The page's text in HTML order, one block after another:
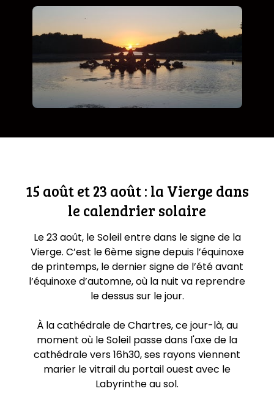
15 août et 23 août : la Vierge dans
le calendrier solaire
Le 23 août, le Soleil entre dans le signe de la
Vierge. C’est le 6ème signe depuis l’équinoxe
de printemps, le dernier signe de l’été avant
l’équinoxe d’automne, où la nuit va reprendre
le dessus sur le jour.
À la cathédrale de Chartres, ce jour-là, au
moment où le Soleil passe dans l'axe de la
cathédrale vers 16h30, ses rayons viennent
marier le vitrail du portail ouest avec le
Labyrinthe au sol.